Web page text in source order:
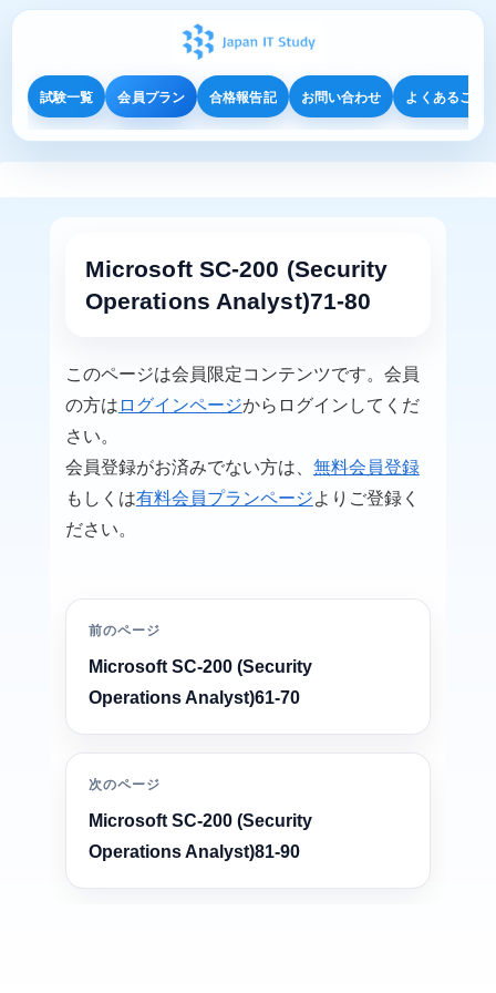
試験一覧 会員プラン 合格報告記 お問い合わせ よくあるご質
Microsoft SC-200 (Security
Operations Analyst)71-80
このページは会員限定コンテンツです。会員
の方は ログインページからログインしてくだ
さい。
会員登録がお済みでない方は、 無料会員登録
もしくは有料会員プランページよりご登録く
ださい。
前のページ
Microsoft SC-200 (Security
Operations Analyst)61-70
次のページ
Microsoft SC-200 (Security
Operations Analyst)81-90